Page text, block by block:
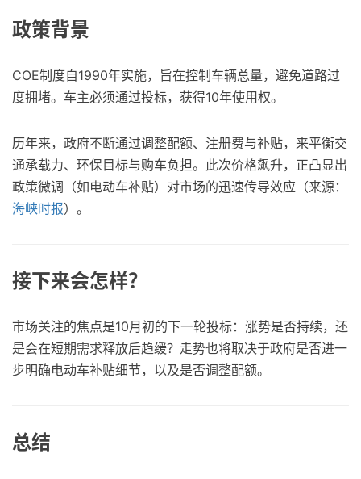
政策背景
COE制度自1990年实施，旨在控制车辆总量，避免道路过
度拥堵。车主必须通过投标，获得10年使用权。
历年来，政府不断通过调整配额、注册费与补贴，来平衡交
通承载力、环保目标与购车负担。此次价格飙升，正凸显出
政策微调（如电动车补贴）对市场的迅速传导效应（来源：
海峡时报）。
接下来会怎样？
市场关注的焦点是10月初的下一轮投标：涨势是否持续，还
是会在短期需求释放后趋缓？走势也将取决于政府是否进一
步明确电动车补贴细节，以及是否调整配额。
总结